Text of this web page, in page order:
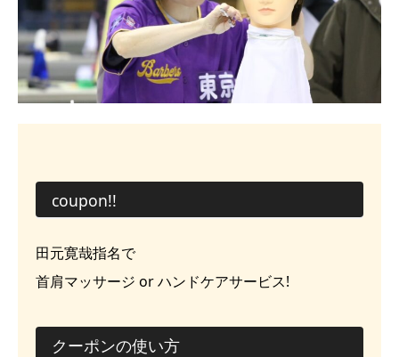
coupon!!
田元寛哉指名で
首肩マッサージ or ハンドケアサービス!
クーポンの使い方